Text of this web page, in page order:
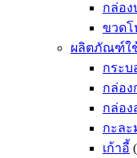
กล่อง
ขวดโ
ผลิตภัณฑ์ใ
กระ
กล่อ
กล่อง
กะละ
เก้าอี้